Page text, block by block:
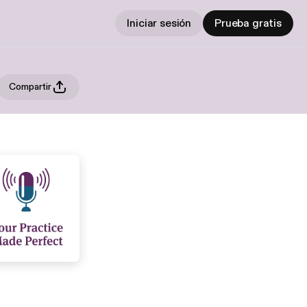
Iniciar sesión Prueba gratis
Compartir